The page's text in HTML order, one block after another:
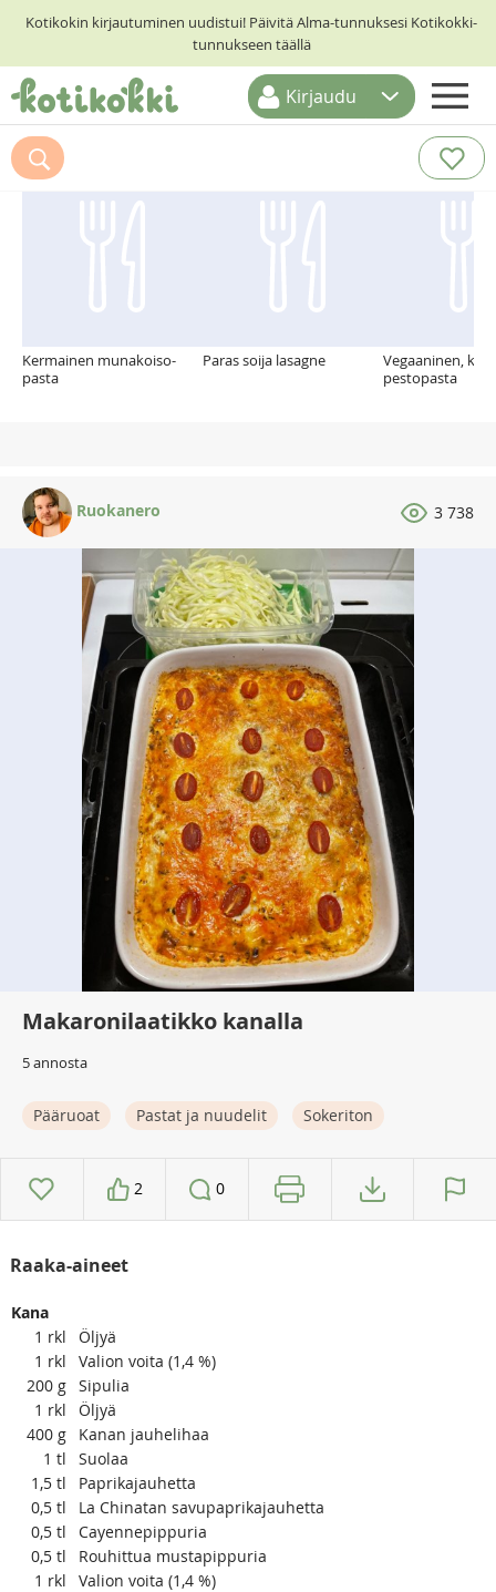
Kotikokin kirjautuminen uudistui! Päivitä Alma-tunnuksesi Kotikokki-
tunnukseen täällä
ETUSIVU
RESEPTIHAKU
Kirjaudu
Suosittelemme myös
Kermainen munakoiso-
pasta
Paras soija lasagne
Vegaaninen,
pestopasta
Ruokanero 3 738
Makaronilaatikko kanalla
5 annosta
Pääruoat Pastat ja nuudelit Sokeriton
2 0
Raaka-aineet
Kana
1 rkl
Öljyä
1 rkl
Valion voita (1,4 %)
200 g Sipulia
1 rkl
Öljyä
400 g
Kanan jauhelihaa
1 tl
Suolaa
1,5 tl
Paprikajauhetta
0,5 tl
La Chinatan savupaprikajauhetta
0,5 tl
Cayennepippuria
0,5 tl
Rouhittua mustapippuria
1 rkl
Valion voita (1,4 %)